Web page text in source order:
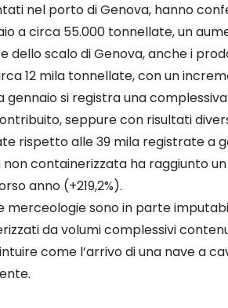
nel porto di Genova, hanno
a circa 55.000 tonnellate, un
scalo di Genova, anche i
12 mila tonnellate, con un
gennaio si registra una
seppure con risultati
rispetto alle 39 mila registrate a
containerizzata ha raggiunto
anno (+219,2%).
merceologie sono in parte
da volumi complessivi
come l’arrivo di una nave a